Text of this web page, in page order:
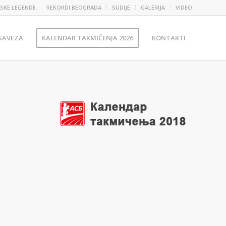
LEGENDE REKORDI BEOGRADA SUDIJE GALERIJA VIDEO
KALENDAR TAKMIČENJA 2026 KONTAKTI